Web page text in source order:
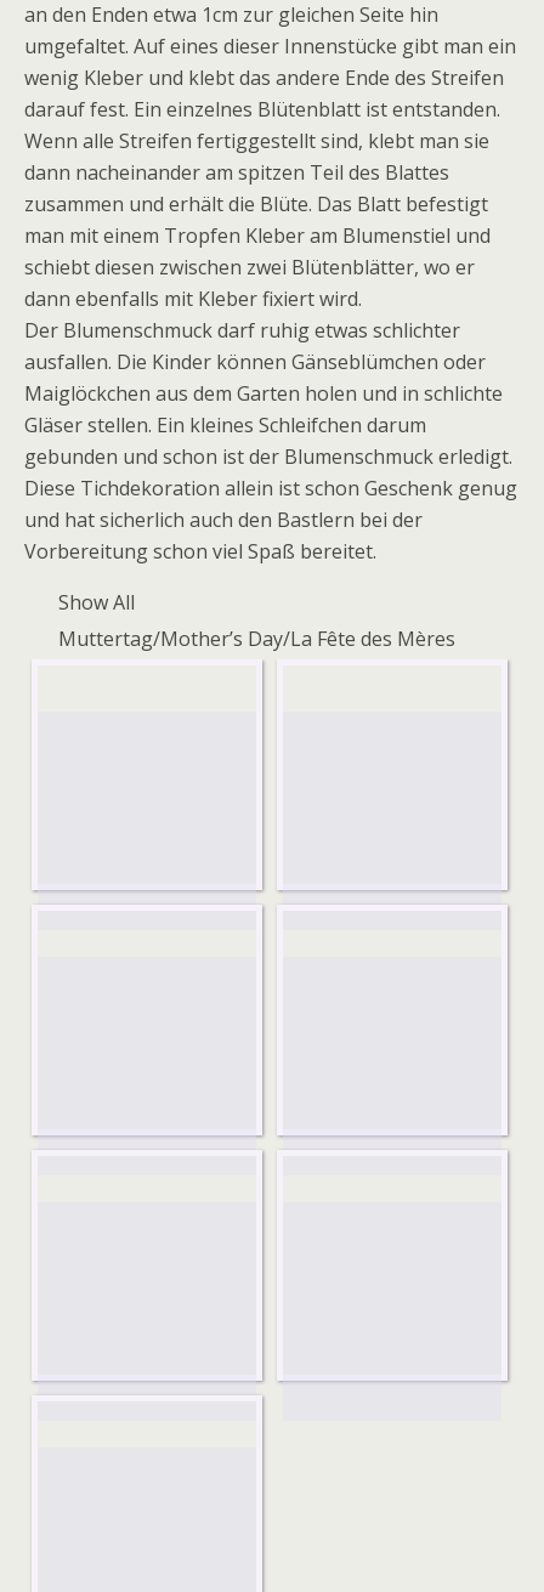
an den Enden etwa 1cm zur gleichen Seite hin
umgefaltet. Auf eines dieser Innenstücke gibt man ein
wenig Kleber und klebt das andere Ende des Streifen
darauf fest. Ein einzelnes Blütenblatt ist entstanden.
Wenn alle Streifen fertiggestellt sind, klebt man sie
dann nacheinander am spitzen Teil des Blattes
zusammen und erhält die Blüte. Das Blatt befestigt
man mit einem Tropfen Kleber am Blumenstiel und
schiebt diesen zwischen zwei Blütenblätter, wo er
dann ebenfalls mit Kleber fixiert wird.
Der Blumenschmuck darf ruhig etwas schlichter
ausfallen. Die Kinder können Gänseblümchen oder
Maiglöckchen aus dem Garten holen und in schlichte
Gläser stellen. Ein kleines Schleifchen darum
gebunden und schon ist der Blumenschmuck erledigt.
Diese Tichdekoration allein ist schon Geschenk genug
und hat sicherlich auch den Bastlern bei der
Vorbereitung schon viel Spaß bereitet.
Show All
Muttertag/Mother’s Day/La Fête des Mères